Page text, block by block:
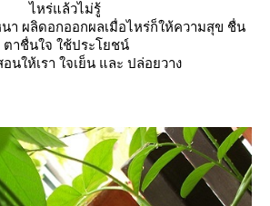
ไหร่แล้วไม่รู้
ผลิดอกออกผลเมื่อไหร่ก็ให้ความสุข ชื่น
ตาชื่นใจ ใช้ประโยชน์
นให้เรา ใจเย็น และ ปล่อยวาง